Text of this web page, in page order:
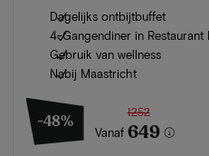
Dagelijks ontbijtbuffet
4-Gangendiner in Restaurant
Gebruik van wellness
Nabij Maastricht
-48%
Vanaf
1252
649